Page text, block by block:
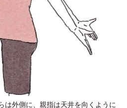
は外側に、親指は天井を向くように